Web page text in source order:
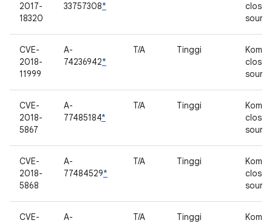
2017-
18320
33757308*
closed
source
CVE-
2018-
11999
A-
74236942*
T/A Tinggi
closed
source
CVE-
2018-
5867
A-
77485184*
T/A Tinggi
closed
source
CVE-
2018-
5868
A-
77484529*
T/A Tinggi
closed
source
CVE-
A-
T/A Tinggi